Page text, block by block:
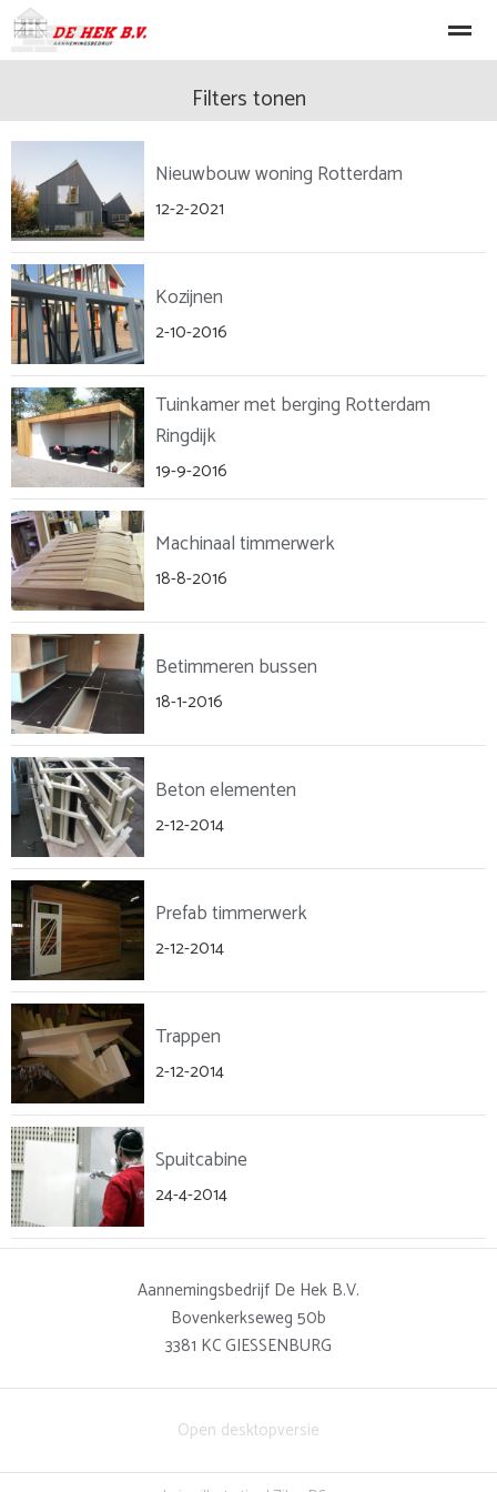
Verbouw Renovatie
Home Nieuws Bellen E-mail
Filters tonen
Nieuwbouw woning Rotterdam
12-2-2021
Kozijnen
2-10-2016
Tuinkamer met berging Rotterdam
Ringdijk
19-9-2016
Machinaal timmerwerk
18-8-2016
Betimmeren bussen
18-1-2016
Beton elementen
2-12-2014
Prefab timmerwerk
2-12-2014
Trappen
2-12-2014
Spuitcabine
24-4-2014
Aannemingsbedrijf De Hek B.V.
Bovenkerkseweg 50b
3381 KCGIESSENBURG
Open desktopversie